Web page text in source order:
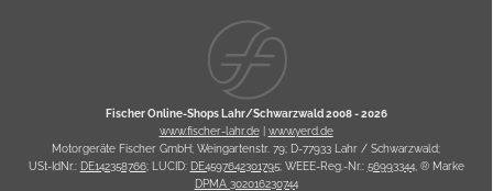
Fischer Online-Shops Lahr/Schwarzwald 2008 -2026
www.fischer-lahr.de| www.yerd.de
Motorgeräte Fischer GmbH; Weingartenstr. 79; D-77933 Lahr / Schwarzwald;
USt-IdNr.: DE142358766; LUCID: DE4597642301795; WEEE-Reg.-Nr.: 56993344, ® Marke
DPMA 302016230744